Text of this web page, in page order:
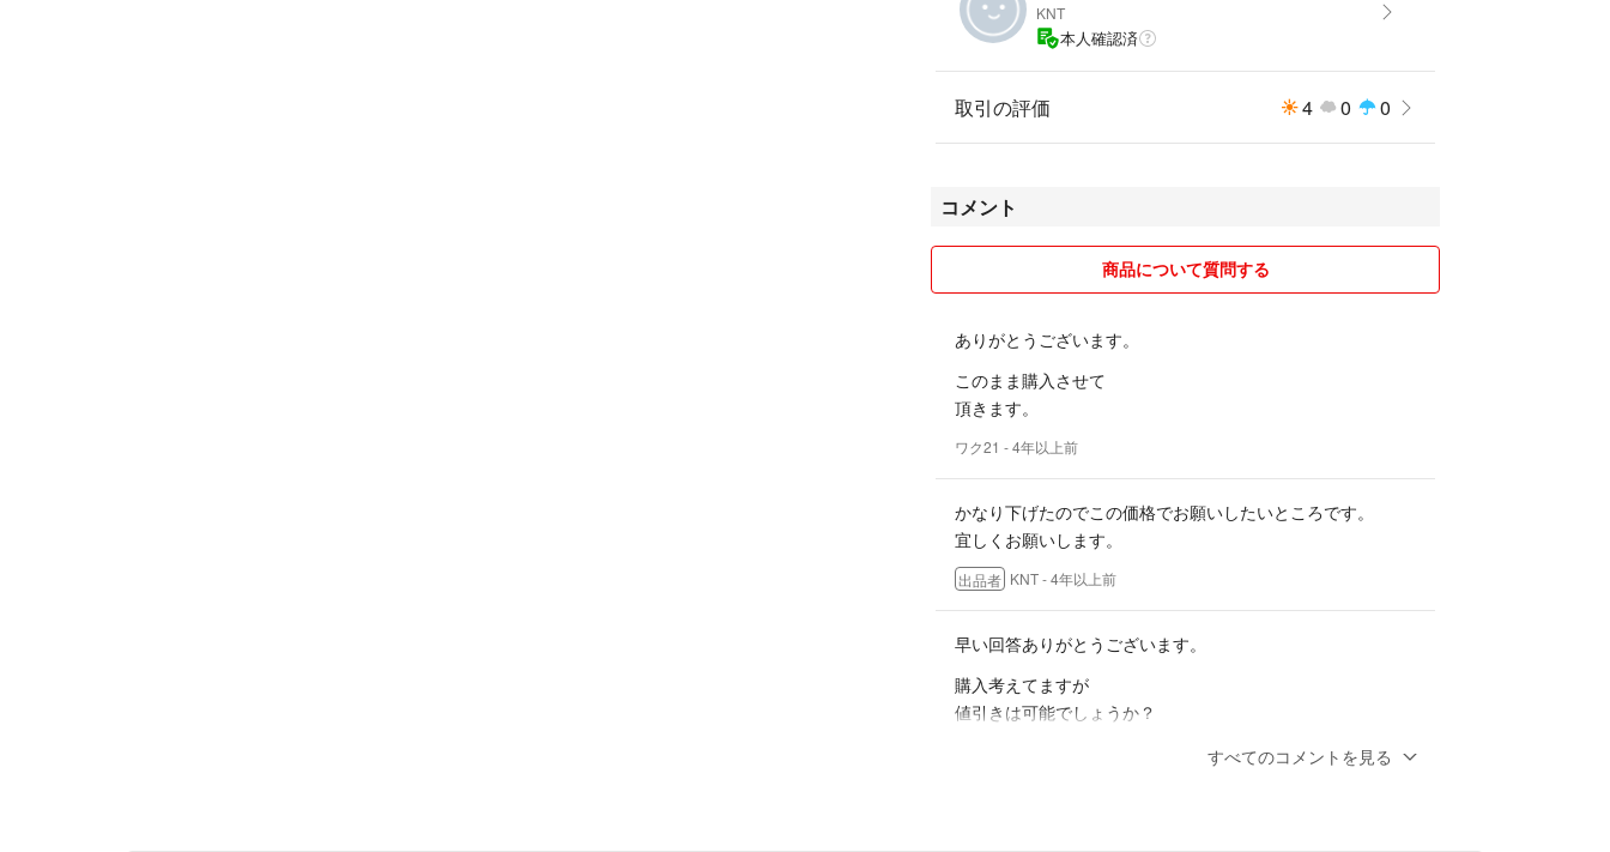
KNT
本人確認済
取引の評価 4 0 0
コメント
商品について質問する
ありがとうございます。
このまま購入させて
頂きます。
ワク21 - 4年以上前
かなり下げたのでこの価格でお願いしたいところです。
宜しくお願いします。
出品者 KNT- 4年以上前
早い回答ありがとうございます。
購入考えてますが
値引きは可能でしょうか？
すべてのコメントを見る